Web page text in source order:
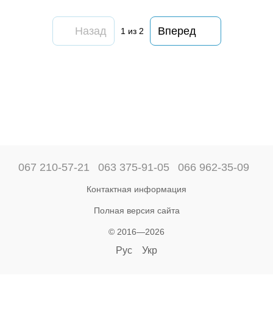
Назад 1 из 2 Вперед
067 210-57-21 063 375-91-05 066 962-35-09
Контактная информация
Полная версия сайта
© 2016—2026
Рус Укр